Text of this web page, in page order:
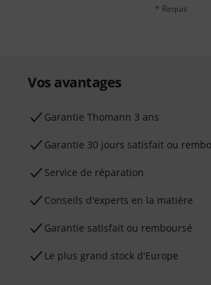
* Requis
Vos avantages
Ga­ran­tie Thomann 3 ans
Garantie 30 jours satisfait ou
Service de réparation
Conseils d'experts en la matière
Garantie satisfait ou remboursé
Le plus grand stock d'Europe